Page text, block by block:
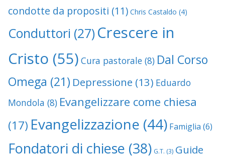
condotte da propositi (11) Chris Castaldo (4)
Conduttori (27) Crescere in
Cristo (55) Cura pastorale (8) Dal Corso
Omega (21) Depressione (13) Eduardo
Mondola (8) Evangelizzare come chiesa
(17) Evangelizzazione (44) Famiglia (6)
Fondatori di chiese (38) G.T. (3) Guide